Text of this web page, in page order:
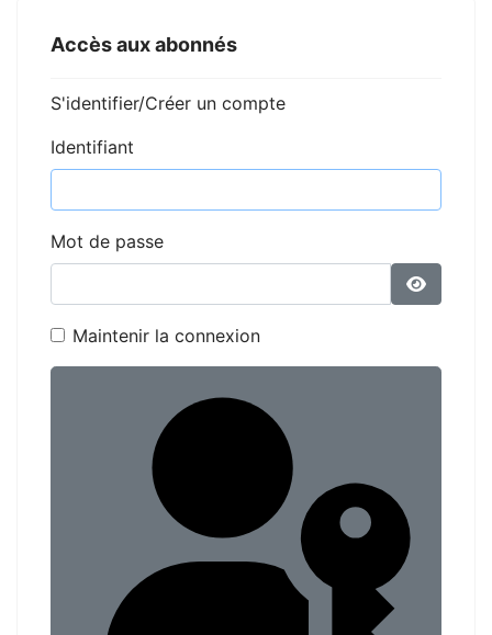
Accès aux abonnés
S'identifier/Créer un compte
Identifiant
Mot de passe
Maintenir la connexion